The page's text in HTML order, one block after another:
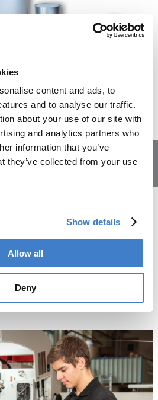
content and ads, to
and to analyse our traffic.
about your use of our site with
and analytics partners who
information that you’ve
they’ve collected from your use
Show details
Allow all
Deny
Grössen von
gibt es?
von Soudronic können
von Metallverpackungen
Lebensmittelindustrie werden
gemacht, wie man sie aus dem
Gemüse, Thunfisch etc.
oder Lacke dienen.
Behälter möglich: Eimer für
und Ölfässer können mit den
hergestellt werden. Und zu guter
mit denen die Dosen und